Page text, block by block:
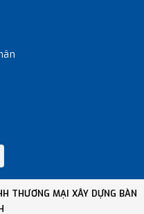
THƯƠNG MẠI XÂY DỰNG BÀN